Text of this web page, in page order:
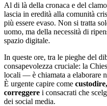
Al di là della cronaca e del
lascia in eredità alla comunità
più essere evaso. Non si tratta
uomo, ma della necessità di
spazio digitale.
In queste ore, tra le pieghe del
consapevolezza cruciale: la
locali — è chiamata a elaborare
È urgente capire come
correggere i consacrati che
dei social media.